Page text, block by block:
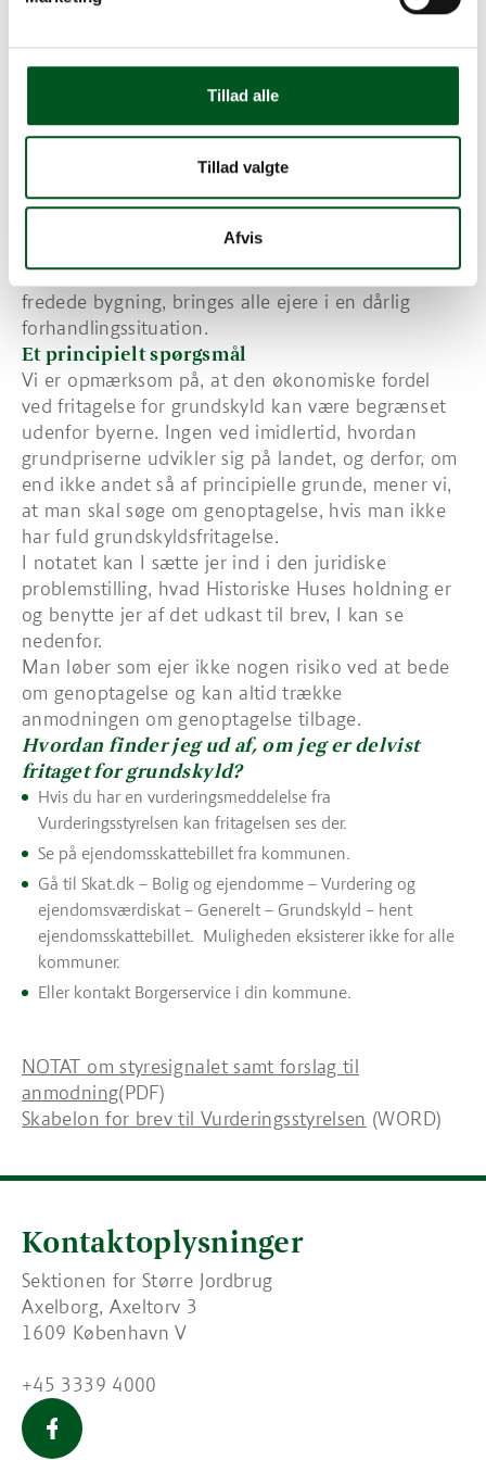
Tillad alle
Tillad valgte
Afvis
Historiske Huse en anden opfattelse, end den SKAT
har udmeldt i det såkaldte “Styringssignal”.
I Historiske Huse anbefaler vi imidlertid, at man
som ejer står fast på, at det ikke er op til SKAT at
vurdere eller skønne om, hvor stor en del af fx.
havearealerne, der kan opnås fritagelse for
grundskyld. Men som sagt, hvis SKAT kan henvise
at eksempelvis kun en del af en ejendommens
have eller gårdsplads kan henregnes til den
fredede bygning, bringes alle ejere i en dårlig
forhandlingssituation.
Et principielt spørgsmål
Vi er opmærksom på, at den økonomiske fordel
ved fritagelse for grundskyld kan være begrænset
udenfor byerne. Ingen ved imidlertid, hvordan
grundpriserne udvikler sig på landet, og derfor, om
end ikke andet så af principielle grunde, mener vi,
at man skal søge om genoptagelse, hvis man ikke
har fuld grundskyldsfritagelse.
I notatet kan I sætte jer ind i den juridiske
problemstilling, hvad Historiske Huses holdning er
og benytte jer af det udkast til brev, I kan se
nedenfor.
Man løber som ejer ikke nogen risiko ved at bede
om genoptagelse og kan altid trække
anmodningen om genoptagelse tilbage.
Hvordan finder jeg ud af, om jeg er delvist
fritaget for grundskyld?
Hvis du har en vurderingsmeddelelse fra
Vurderingsstyrelsen kan fritagelsen ses der.
Se på ejendomsskattebillet fra kommunen.
Gå til Skat.dk – Bolig og ejendomme – Vurdering og
ejendomsværdiskat – Generelt – Grundskyld – hent
ejendomsskattebillet. Muligheden eksisterer ikke for alle
kommuner.
Eller kontakt Borgerservice i din kommune.
NOTAT om styresignalet samt forslag til
anmodning(PDF)
Skabelon for brev til Vurderingsstyrelsen (WORD)
Kontaktoplysninger
Sektionen for Større Jordbrug
Axelborg, Axeltorv 3
1609 København V
+45 3339 4000
Større Jordbrug